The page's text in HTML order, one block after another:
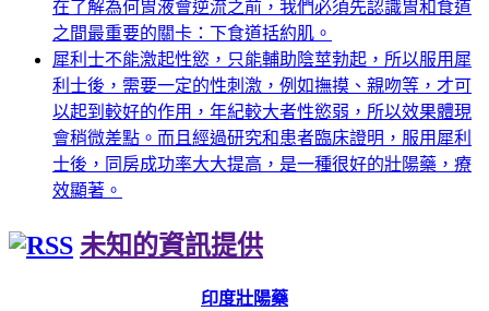
在了解為何胃液會逆流之前，我們必須先認識胃和食道
之間最重要的關卡：下食道括約肌。
犀利士不能激起性慾，只能輔助陰莖勃起，所以服用犀
利士後，需要一定的性刺激，例如撫摸、親吻等，才可
以起到較好的作用，年紀較大者性慾弱，所以效果體現
會稍微差點。而且經過研究和患者臨床證明，服用犀利
士後，同房成功率大大提高，是一種很好的壯陽藥，療
效顯著。
未知的資訊提供
印度壯陽藥